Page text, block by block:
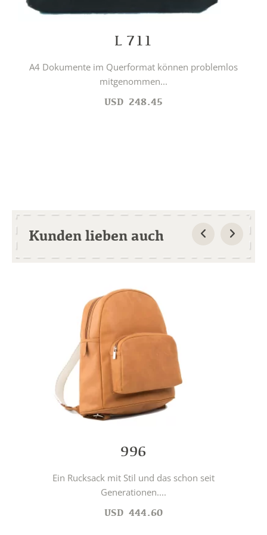
L 711
A4 Dokumente im Querformat können problemlos
mitgenommen...
USD 248.45
Kunden lieben auch
996
Ein Rucksack mit Stil und das schon seit
Generationen....
USD 444.60